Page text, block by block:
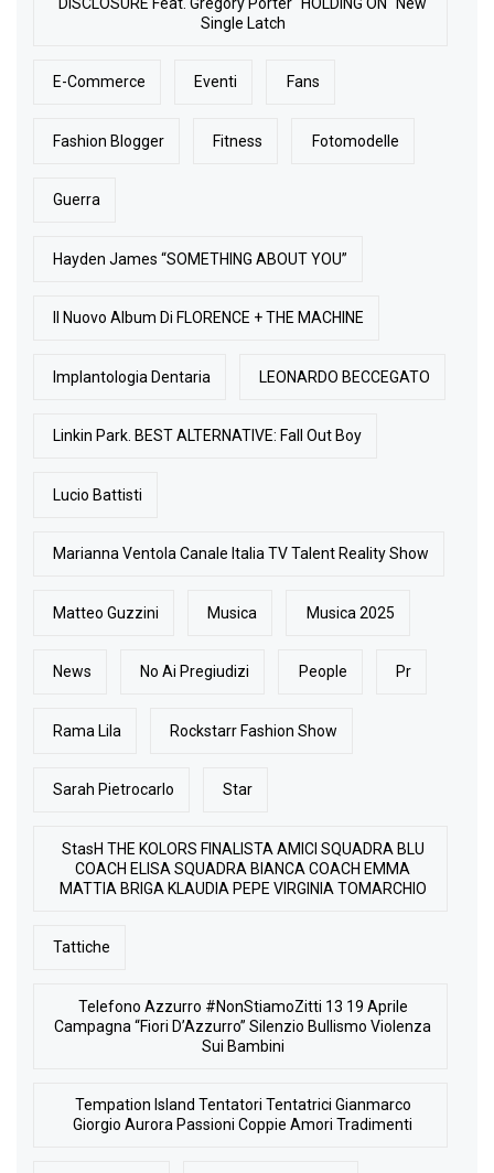
Single Latch
E-Commerce Eventi Fans
Fashion Blogger Fitness Fotomodelle
Guerra
Hayden James “SOMETHING ABOUT YOU”
Il Nuovo Album Di FLORENCE + THE MACHINE
Implantologia Dentaria LEONARDO BECCEGATO
Linkin Park. BEST ALTERNATIVE: Fall Out Boy
Lucio Battisti
Marianna Ventola Canale Italia TV Talent Reality Show
Matteo Guzzini Musica Musica 2025
News No Ai Pregiudizi People Pr
Rama Lila Rockstarr Fashion Show
Sarah Pietrocarlo Star
StasH THE KOLORS FINALISTA AMICI SQUADRA BLU
COACH ELISA SQUADRA BIANCA COACH EMMA
MATTIA BRIGA KLAUDIA PEPE VIRGINIA TOMARCHIO
Tattiche
Telefono Azzurro #NonStiamoZitti 13 19 Aprile
Campagna “Fiori D’Azzurro” Silenzio Bullismo Violenza
Sui Bambini
Tempation Island Tentatori Tentatrici Gianmarco
Giorgio Aurora Passioni Coppie Amori Tradimenti